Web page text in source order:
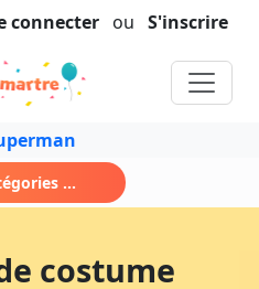
connecter ou S'inscrire
...
costume